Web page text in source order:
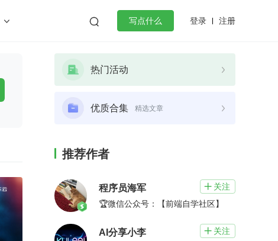
  写点什么 登录 注册
热门活动
优质合集 精选文章
推荐作者
程序员海军  关注
🏆微信公众号：【前端自学社区】
AI分享小李  关注